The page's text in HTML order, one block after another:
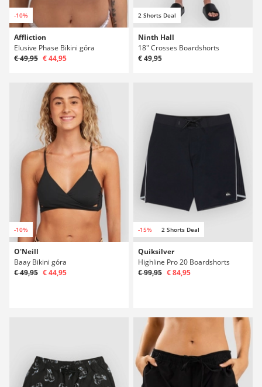
-10%
Affliction
Elusive Phase Bikini góra
€ 49,95 € 44,95
2 Shorts Deal
Ninth Hall
18" Crosses Boardshorts
€ 49,95
-10%
O'Neill
Baay Bikini góra
€ 49,95 € 44,95
-15% 2 Shorts Deal
Quiksilver
Highline Pro 20 Boardshorts
€ 99,95 € 84,95